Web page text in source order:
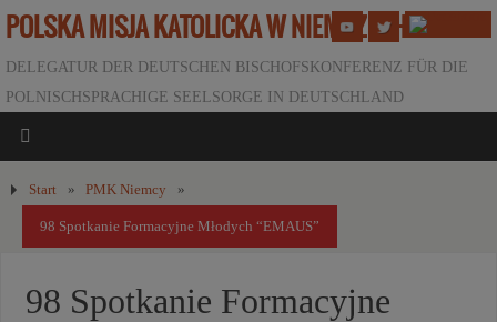
POLSKA MISJA KATOLICKA W NIEMCZECH
DELEGATUR DER DEUTSCHEN BISCHOFSKONFERENZ FÜR DIE
POLNISCHSPRACHIGE SEELSORGE IN DEUTSCHLAND
Start » PMK Niemcy »
98 Spotkanie Formacyjne Młodych “EMAUS”
98 Spotkanie Formacyjne